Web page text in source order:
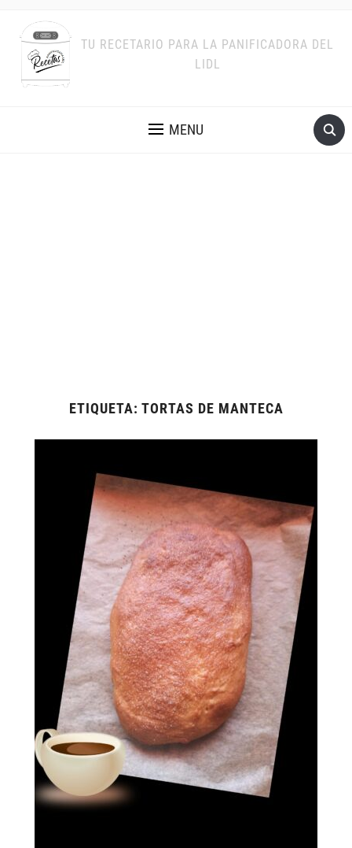
TU RECETARIO PARA LA PANIFICADORA DEL
LIDL
MENU
ETIQUETA: TORTAS DE MANTECA